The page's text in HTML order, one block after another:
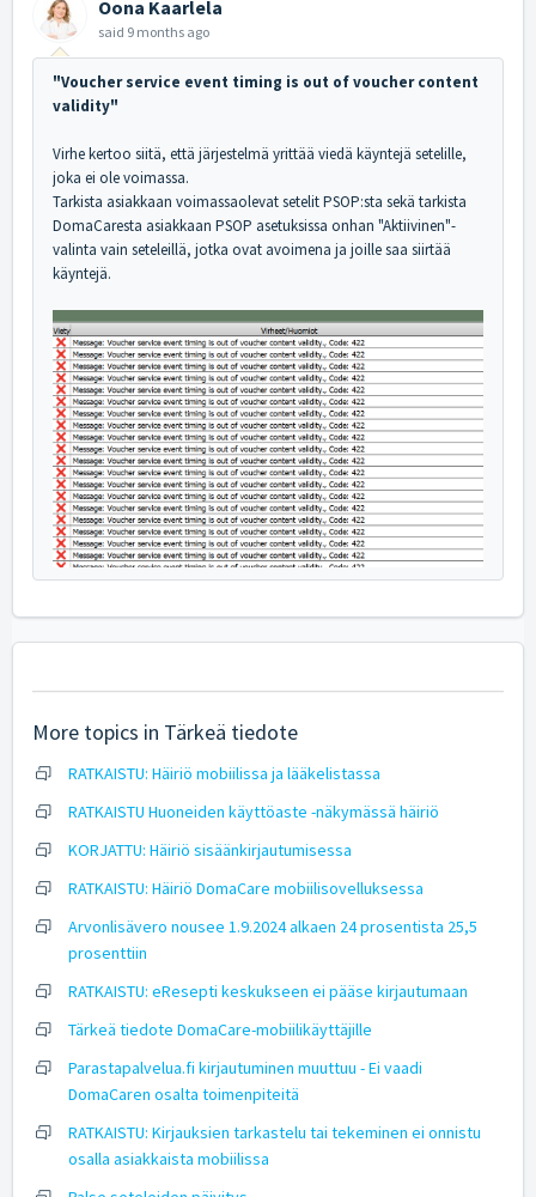
Oona Kaarlela
said 9 months ago
"Voucher service event timing is out of voucher content
validity"
Virhe kertoo siitä, että järjestelmä yrittää viedä käyntejä setelille,
joka ei ole voimassa.
Tarkista asiakkaan voimassaolevat setelit PSOP:sta sekä tarkista
DomaCaresta asiakkaan PSOP asetuksissa onhan "Aktiivinen"-
valinta vain seteleillä, jotka ovat avoimena ja joille saa siirtää
käyntejä.
More topics in Tärkeä tiedote
RATKAISTU: Häiriö mobiilissa ja lääkelistassa
RATKAISTU Huoneiden käyttöaste -näkymässä häiriö
KORJATTU: Häiriö sisäänkirjautumisessa
RATKAISTU: Häiriö DomaCare mobiilisovelluksessa
Arvonlisävero nousee 1.9.2024 alkaen 24 prosentista 25,5
prosenttiin
RATKAISTU: eResepti keskukseen ei pääse kirjautumaan
Tärkeä tiedote DomaCare-mobiilikäyttäjille
Parastapalvelua.fi kirjautuminen muuttuu - Ei vaadi
DomaCaren osalta toimenpiteitä
RATKAISTU: Kirjauksien tarkastelu tai tekeminen ei onnistu
osalla asiakkaista mobiilissa